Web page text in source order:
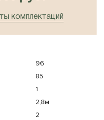
комплектаций
96
85
1
2,8м
2